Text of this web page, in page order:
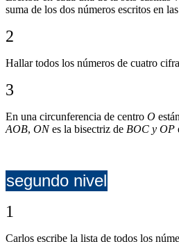
suma de los dos números escritos en
2
Hallar todos los números de cuatro
3
En una circunferencia de centro O
AOB, ONes la bisectriz de BOC y OP
segundo nivel
1
Carlos escribe la lista de todos los